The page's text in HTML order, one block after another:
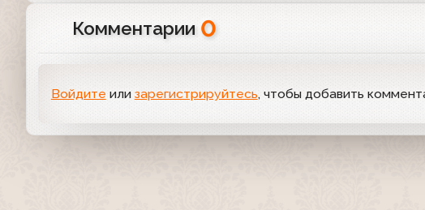
Комментарии 0
Войдите или зарегистрируйтесь, чтобы добавить